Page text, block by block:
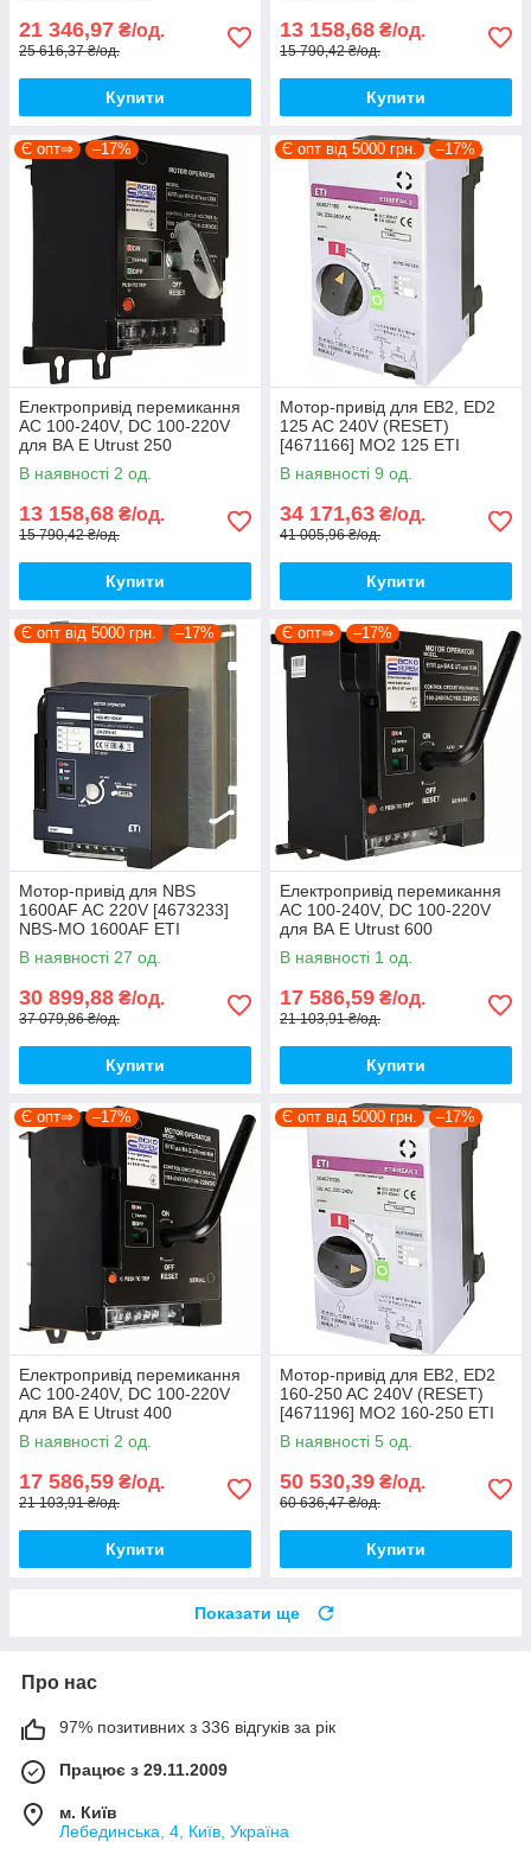
21 346,97 ₴/од.
25 616,37 ₴/од.
Купити
13 158,68 ₴/од.
15 790,42 ₴/од.
Купити
Є опт⇒ –17%
Електропривід перемикання
АС 100-240V, DC 100-220V
для ВА E Utrust 250
[A0010270025] АСКО
В наявності 2 од.
13 158,68 ₴/од.
15 790,42 ₴/од.
Купити
Є опт від 5000 грн. –17%
Мотор-привід для EB2, ED2
125 AC 240V (RESET)
[4671166] MO2 125 ETI
В наявності 9 од.
34 171,63 ₴/од.
41 005,96 ₴/од.
Купити
Є опт від 5000 грн. –17%
Мотор-привід для NBS
1600AF AC 220V [4673233]
NBS-MO 1600AF ETI
В наявності 27 од.
30 899,88 ₴/од.
37 079,86 ₴/од.
Купити
Є опт⇒ –17%
Електропривід перемикання
АС 100-240V, DC 100-220V
для ВА E Utrust 600
[A0010270038] АСКО
В наявності 1 од.
17 586,59 ₴/од.
21 103,91 ₴/од.
Купити
Є опт⇒ –17%
Електропривід перемикання
АС 100-240V, DC 100-220V
для ВА E Utrust 400
[A0010270024] АСКО
В наявності 2 од.
17 586,59 ₴/од.
21 103,91 ₴/од.
Купити
Є опт від 5000 грн. –17%
Мотор-привід для EB2, ED2
160-250 AC 240V (RESET)
[4671196] MO2 160-250 ETI
В наявності 5 од.
50 530,39 ₴/од.
60 636,47 ₴/од.
Купити
Показати ще
Про нас
97% позитивних з 336 відгуків за рік
Працює з 29.11.2009
м. Київ
Лебединська, 4, Київ, Україна